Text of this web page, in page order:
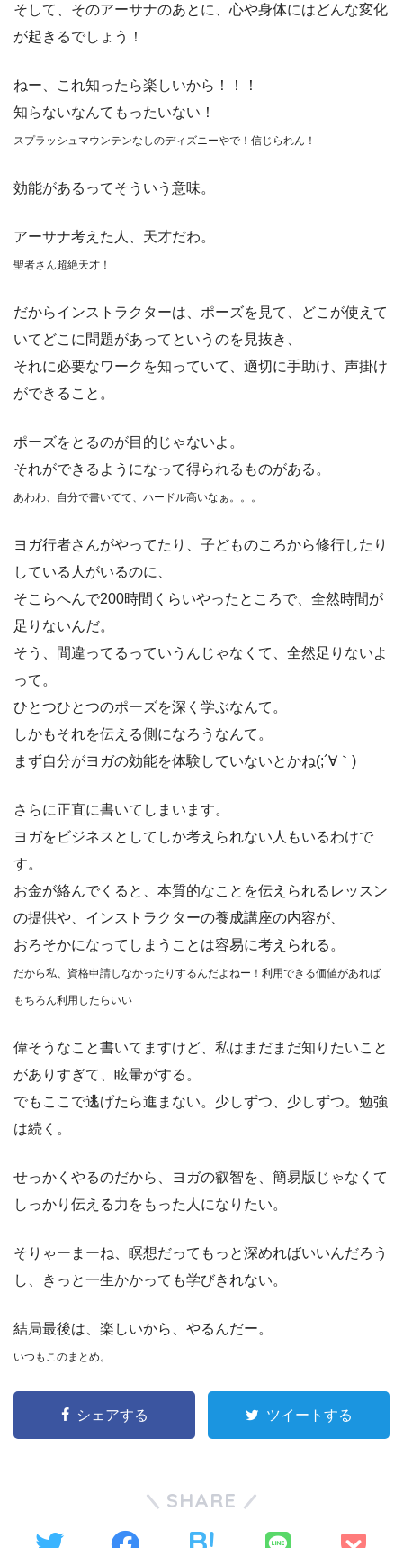
そして、そのアーサナのあとに、心や身体にはどんな変化
が起きるでしょう！
ねー、これ知ったら楽しいから！！！
知らないなんてもったいない！
スプラッシュマウンテンなしのディズニーやで！信じられん！
効能があるってそういう意味。
アーサナ考えた人、天才だわ。
聖者さん超絶天才！
だからインストラクターは、ポーズを見て、どこが使えて
いてどこに問題があってというのを見抜き、
それに必要なワークを知っていて、適切に手助け、声掛け
ができること。
ポーズをとるのが目的じゃないよ。
それができるようになって得られるものがある。
あわわ、自分で書いてて、ハードル高いなぁ。。。
ヨガ行者さんがやってたり、子どものころから修行したり
している人がいるのに、
そこらへんで200時間くらいやったところで、全然時間が
足りないんだ。
そう、間違ってるっていうんじゃなくて、全然足りないよ
って。
ひとつひとつのポーズを深く学ぶなんて。
しかもそれを伝える側になろうなんて。
まず自分がヨガの効能を体験していないとかね(;´∀｀)
さらに正直に書いてしまいます。
ヨガをビジネスとしてしか考えられない人もいるわけで
す。
お金が絡んでくると、本質的なことを伝えられるレッスン
の提供や、インストラクターの養成講座の内容が、
おろそかになってしまうことは容易に考えられる。
だから私、資格申請しなかったりするんだよねー！利用できる価値があれば
もちろん利用したらいい
偉そうなこと書いてますけど、私はまだまだ知りたいこと
がありすぎて、眩暈がする。
でもここで逃げたら進まない。少しずつ、少しずつ。勉強
は続く。
せっかくやるのだから、ヨガの叡智を、簡易版じゃなくて
しっかり伝える力をもった人になりたい。
そりゃーまーね、瞑想だってもっと深めればいいんだろう
し、きっと一生かかっても学びきれない。
結局最後は、楽しいから、やるんだー。
いつもこのまとめ。
シェアする ツイートする
SHARE